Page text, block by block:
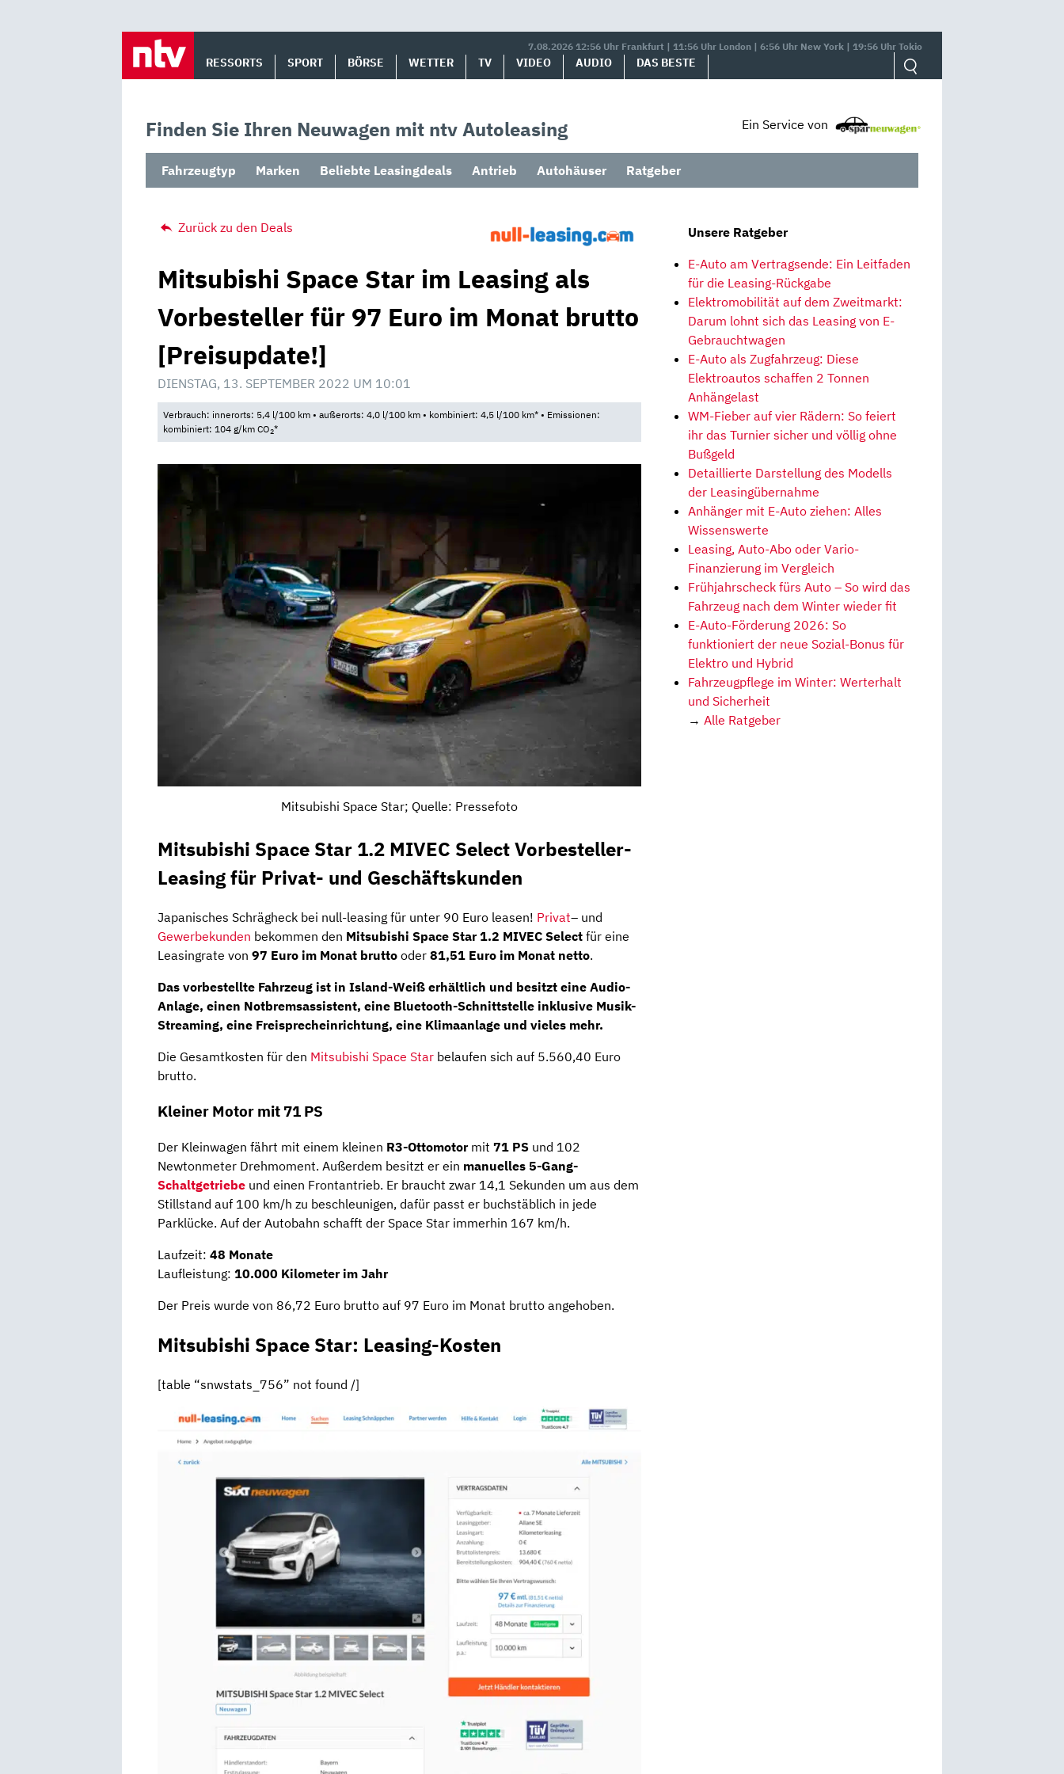
7.08.2026 12:56 Uhr Frankfurt | 11:56 Uhr London | 6:56 Uhr New York | 19:56 Uhr Tokio
RESSORTS SPORT BÖRSE WETTER TV VIDEO AUDIO DAS BESTE
Finden Sie Ihren Neuwagen mit ntv Autoleasing Ein Service von
Fahrzeugtyp Marken Beliebte Leasingdeals Antrieb Autohäuser Ratgeber
Zurück zu den Deals
Mitsubishi Space Star im Leasing als
Vorbesteller für 97 Euro im Monat brutto
[Preisupdate!]
DIENSTAG, 13. SEPTEMBER 2022 UM 10:01
Verbrauch: innerorts: 5,4 l/100 km • außerorts: 4,0 l/100 km • kombiniert: 4,5 l/100 km* • Emissionen:
kombiniert: 104 g/km CO2*
Mitsubishi Space Star; Quelle: Pressefoto
Mitsubishi Space Star 1.2 MIVEC Select Vorbesteller-
Leasing für Privat- und Geschäftskunden
Japanisches Schrägheck bei null-leasing für unter 90 Euro leasen! Privat– und
Gewerbekunden bekommen den Mitsubishi Space Star 1.2 MIVEC Select für eine
Leasingrate von 97 Euro im Monat brutto oder 81,51 Euro im Monat netto.
Das vorbestellte Fahrzeug ist in Island-Weiß erhältlich und besitzt eine Audio-
Anlage, einen Notbremsassistent, eine Bluetooth-Schnittstelle inklusive Musik-
Streaming, eine Freisprecheinrichtung, eine Klimaanlage und vieles mehr.
Die Gesamtkosten für den Mitsubishi Space Star belaufen sich auf 5.560,40 Euro
brutto.
Kleiner Motor mit 71 PS
Der Kleinwagen fährt mit einem kleinen R3-Ottomotor mit 71 PS und 102
Newtonmeter Drehmoment. Außerdem besitzt er ein manuelles 5-Gang-
Schaltgetriebe und einen Frontantrieb. Er braucht zwar 14,1 Sekunden um aus dem
Stillstand auf 100 km/h zu beschleunigen, dafür passt er buchstäblich in jede
Parklücke. Auf der Autobahn schafft der Space Star immerhin 167 km/h.
Laufzeit: 48 Monate
Laufleistung: 10.000 Kilometer im Jahr
Der Preis wurde von 86,72 Euro brutto auf 97 Euro im Monat brutto angehoben.
Mitsubishi Space Star: Leasing-Kosten
[table “snwstats_756” not found /]
Unsere Ratgeber
E-Auto am Vertragsende: Ein Leitfaden
für die Leasing-Rückgabe
Elektromobilität auf dem Zweitmarkt:
Darum lohnt sich das Leasing von E-
Gebrauchtwagen
E-Auto als Zugfahrzeug: Diese
Elektroautos schaffen 2 Tonnen
Anhängelast
WM-Fieber auf vier Rädern: So feiert
ihr das Turnier sicher und völlig ohne
Bußgeld
Detaillierte Darstellung des Modells
der Leasingübernahme
Anhänger mit E-Auto ziehen: Alles
Wissenswerte
Leasing, Auto-Abo oder Vario-
Finanzierung im Vergleich
Frühjahrscheck fürs Auto – So wird das
Fahrzeug nach dem Winter wieder fit
E-Auto-Förderung 2026: So
funktioniert der neue Sozial-Bonus für
Elektro und Hybrid
Fahrzeugpflege im Winter: Werterhalt
und Sicherheit
→ Alle Ratgeber